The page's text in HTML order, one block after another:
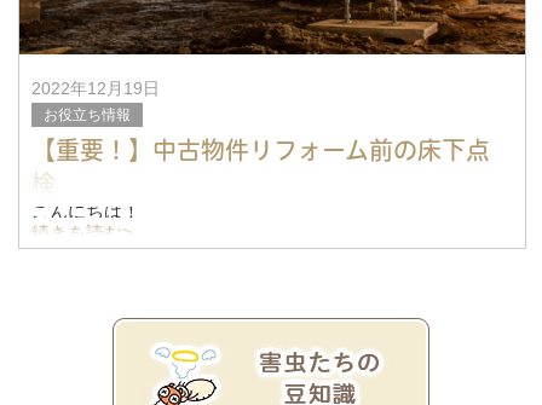
2022年12月19日
お役立ち情報
【重要！】中古物件リフォーム前の床下点
検
こんにちは！
島根県にて害虫・害獣駆除を行っておりますメンテナーズ
田中です。
床下を覗いたことはありますか？
まだなら、専門の人間に見てもらうこと
続きを読む>